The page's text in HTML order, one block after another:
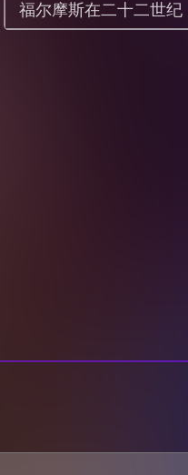
福尔摩斯在二十二世纪